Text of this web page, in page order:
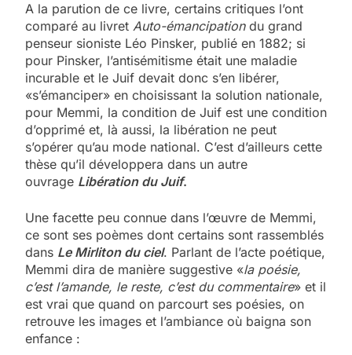
A la parution de ce livre, certains critiques l’ont
comparé au livret Auto-émancipationdu grand
penseur sioniste Léo Pinsker, publié en 1882; si
pour Pinsker, l’antisémitisme était une maladie
incurable et le Juif devait donc s’en libérer,
«s’émanciper» en choisissant la solution nationale,
pour Memmi, la condition de Juif est une condition
d’opprimé et, là aussi, la libération ne peut
s’opérer qu’au mode national. C’est d’ailleurs cette
thèse qu’il développera dans un autre
ouvrage Libération du Juif.
Une facette peu connue dans l’œuvre de Memmi,
ce sont ses poèmes dont certains sont rassemblés
dans Le Mirliton du ciel. Parlant de l’acte poétique,
Memmi dira de manière suggestive «la poésie,
c’est l’amande, le reste, c’est du commentaire» et il
est vrai que quand on parcourt ses poésies, on
retrouve les images et l’ambiance où baigna son
enfance :